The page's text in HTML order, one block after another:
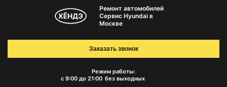
Ремонт автомобилей
Сервис Hyundai в
Москве
Режим работы:
с 9:00 до 21:00 без выходных
Заказать звонок